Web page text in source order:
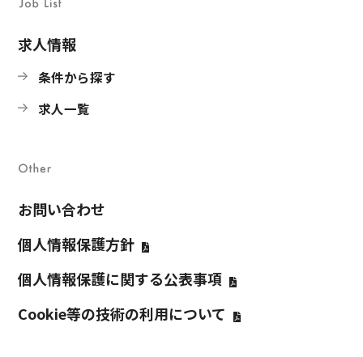
求人情報
条件から探す
求人一覧
お問い合わせ
個人情報保護方針
個人情報保護に関する公表事項
Cookie等の技術の利⽤について